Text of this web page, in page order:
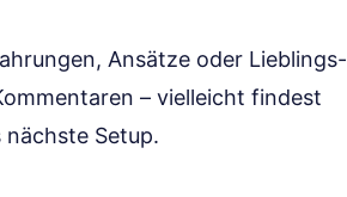
Ansätze oder Lieblings-
– vielleicht findest
nächste Setup.